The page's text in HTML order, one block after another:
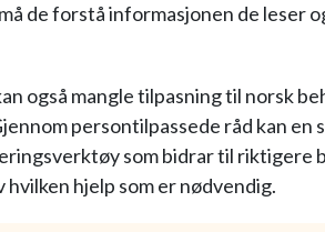
de forstå informasjonen de leser
også mangle tilpasning til norsk
persontilpassede råd kan
som bidrar til riktigere
hjelp som er nødvendig.